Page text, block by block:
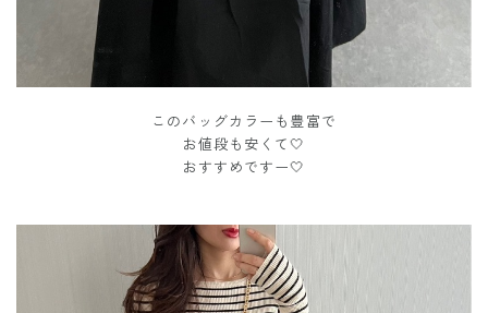
このバッグカラーも豊富で
お値段も安くて🤍
おすすめですー🤍